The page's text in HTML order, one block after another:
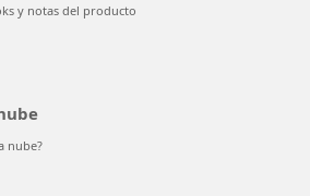
y notas del producto
nube?